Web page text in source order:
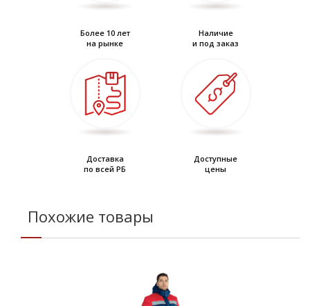
Более 10 лет
на рынке
Наличие
и под заказ
Доставка
по всей РБ
Доступные
цены
Похожие товары